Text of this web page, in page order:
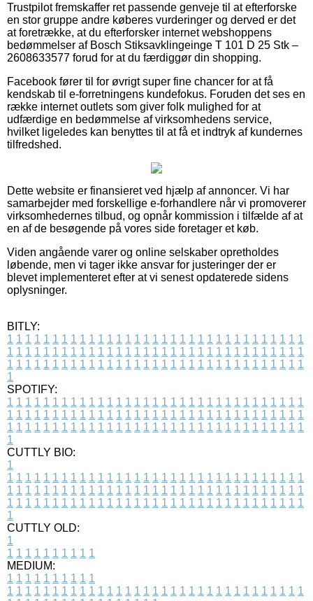
Trustpilot fremskaffer ret passende genveje til at efterforske
en stor gruppe andre køberes vurderinger og derved er det
at foretrække, at du efterforsker internet webshoppens
bedømmelser af Bosch Stiksavklingeinge T 101 D 25 Stk –
2608633577 forud for at du færdiggør din shopping.
Facebook fører til for øvrigt super fine chancer for at få
kendskab til e-forretningens kundefokus. Foruden det ses en
række internet outlets som giver folk mulighed for at
udfærdige en bedømmelse af virksomhedens service,
hvilket ligeledes kan benyttes til at få et indtryk af kundernes
tilfredshed.
Dette website er finansieret ved hjælp af annoncer. Vi har
samarbejder med forskellige e-forhandlere når vi promoverer
virksomhedernes tilbud, og opnår kommission i tilfælde af at
en af de besøgende på vores side foretager et køb.
Viden angående varer og online selskaber opretholdes
løbende, men vi tager ikke ansvar for justeringer der er
blevet implementeret efter at vi senest opdaterede sidens
oplysninger.
BITLY:
1 1 1 1 1 1 1 1 1 1 1 1 1 1 1 1 1 1 1 1 1 1 1 1 1 1 1 1 1 1 1 1 1
1 1 1 1 1 1 1 1 1 1 1 1 1 1 1 1 1 1 1 1 1 1 1 1 1 1 1 1 1 1 1 1 1
1 1 1 1 1 1 1 1 1 1 1 1 1 1 1 1 1 1 1 1 1 1 1 1 1 1 1 1 1 1 1 1 1
1
SPOTIFY:
1 1 1 1 1 1 1 1 1 1 1 1 1 1 1 1 1 1 1 1 1 1 1 1 1 1 1 1 1 1 1 1 1
1 1 1 1 1 1 1 1 1 1 1 1 1 1 1 1 1 1 1 1 1 1 1 1 1 1 1 1 1 1 1 1 1
1 1 1 1 1 1 1 1 1 1 1 1 1 1 1 1 1 1 1 1 1 1 1 1 1 1 1 1 1 1 1 1 1
1
CUTTLY BIO:
1
1 1 1 1 1 1 1 1 1 1 1 1 1 1 1 1 1 1 1 1 1 1 1 1 1 1 1 1 1 1 1 1 1
1 1 1 1 1 1 1 1 1 1 1 1 1 1 1 1 1 1 1 1 1 1 1 1 1 1 1 1 1 1 1 1 1
1 1 1 1 1 1 1 1 1 1 1 1 1 1 1 1 1 1 1 1 1 1 1 1 1 1 1 1 1 1 1 1 1
1
CUTTLY OLD:
1
1 1 1 1 1 1 1 1 1 1
MEDIUM:
1 1 1 1 1 1 1 1 1 1
1 1 1 1 1 1 1 1 1 1 1 1 1 1 1 1 1 1 1 1 1 1 1 1 1 1 1 1 1 1 1 1 1